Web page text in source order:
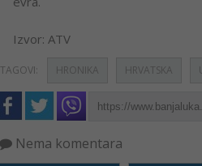
Izvor: ATV
TAGOVI: HRONIKA HRVATSKA
Nema komentara